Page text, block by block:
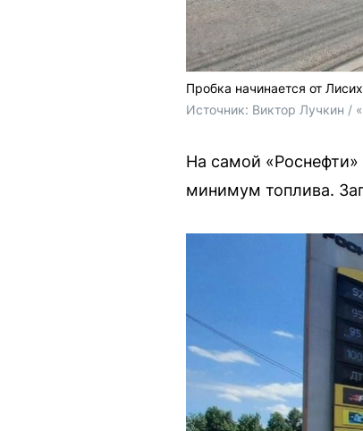
Пробка начинается от
Источник: Виктор Лучкин /
На самой
минимум топлива.